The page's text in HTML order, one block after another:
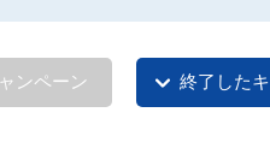
ンペーン 終了した